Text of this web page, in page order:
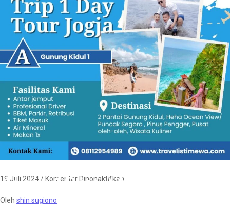
Jogja 1Day #A
19 Juli 2024 / Komentar Dinonaktifkan
Oleh shin sugiono